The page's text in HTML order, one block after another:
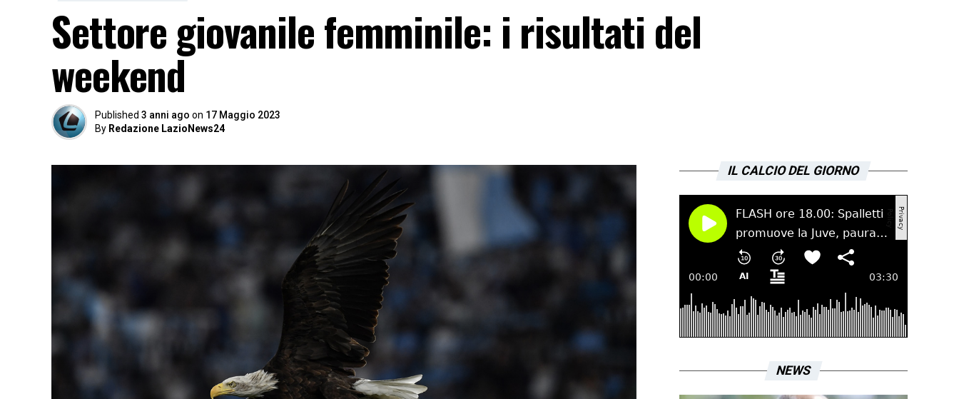
Settore giovanile femminile: i risultati del
weekend
Published 3 anni ago on 17 Maggio 2023
By Redazione LazioNews24
IL CALCIO DEL GIORNO
NEWS